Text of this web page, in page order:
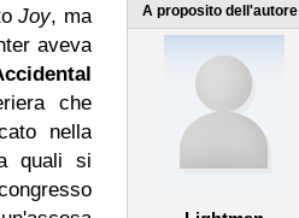
Joy, ma
aveva
che
nella
quali si
A proposito dell'autore